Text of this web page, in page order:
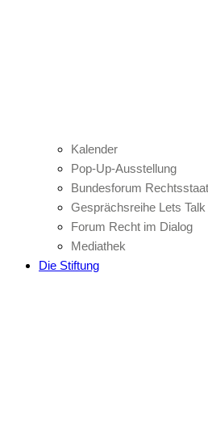
Kalender
Pop-Up-Ausstellung
Bundesforum
Gesprächsreihe Lets
Forum Recht im Dialog
Mediathek
Die Stiftung